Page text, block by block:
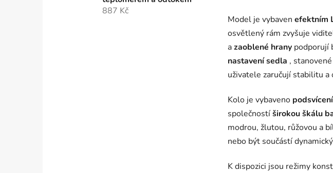
887 Kč
Model je vybaven efektním
osvětlený rám zvyšuje
azaoblené hrany podporují
nastavení sedla ,
uživatele zaručují stabilitu a
Kolo je vybaveno
společnostíširokou škálu
modrou, žlutou, růžovou a
nebo být součástí
K dispozici jsou režimy